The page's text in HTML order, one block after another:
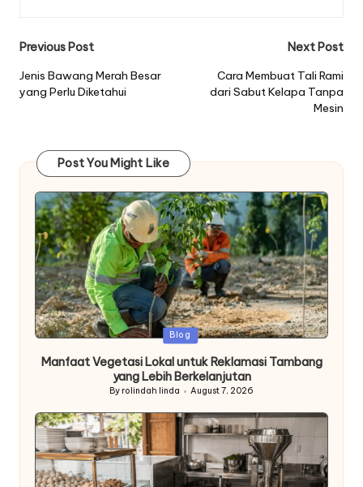
Post
navigation
Previous Post
Jenis Bawang Merah Besar
yang Perlu Diketahui
Next Post
Cara Membuat Tali Rami
dari Sabut Kelapa Tanpa
Mesin
Post You Might Like
Posted
Blog
Manfaat Vegetasi Lokal untuk Reklamasi Tambang
yang Lebih Berkelanjutan
Posted
By rolindah linda August 7, 2026